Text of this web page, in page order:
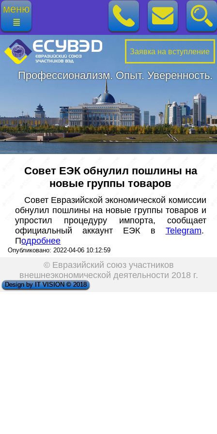
меню
≣
Профессионализм. Опыт. Уверенность.
Заявка на вступление
Совет ЕЭК обнулил пошлины на
новые группы товаров
обнулил пошлины на новые группы товаров и
упростил процедуру импорта, сообщает
официальный аккаунт ЕЭК в Telegram.
Подробнее
Опубликовано: 2022-04-06 10:12:59
© Евразийский союз участников
внешнеэкономической деятельности 2018 г.
Design by IT VISION © 2018